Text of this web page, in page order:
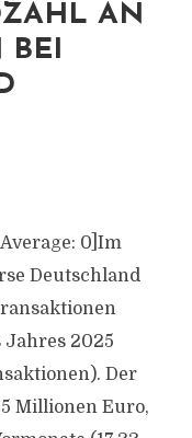
AN
BEI
0]Im
Deutschland
Jahres 2025
Der
Millionen Euro,